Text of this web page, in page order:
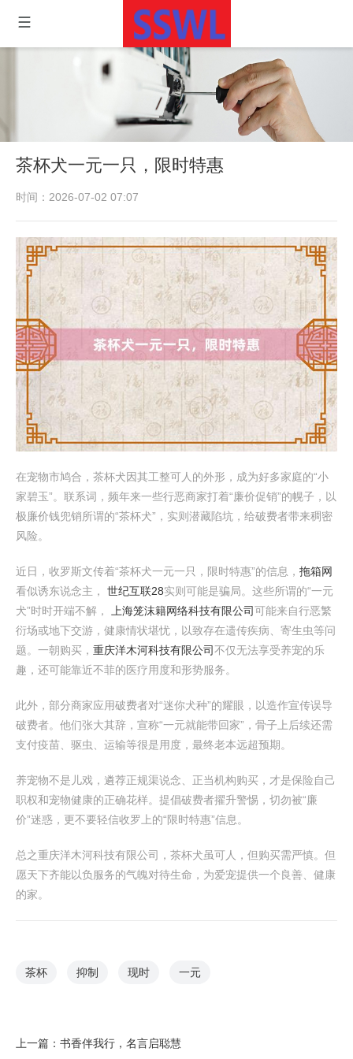
茶杯犬一元一只，限时特惠
时间：2026-07-02 07:07
在宠物市鸠合，茶杯犬因其工整可人的外形，成为好多家庭的“小
家碧玉”。联系词，频年来一些行恶商家打着“廉价促销”的幌子，以
极廉价钱兜销所谓的“茶杯犬”，实则潜藏陷坑，给破费者带来稠密
风险。
近日，收罗斯文传着“茶杯犬一元一只，限时特惠”的信息， 拖箱网
看似诱东说念主， 世纪互联28实则可能是骗局。这些所谓的“一元
犬”时时开端不解，
上海笼沫籍网络科技有限公司可能来自行恶繁
衍场或地下交游，健康情状堪忧，以致存在遗传疾病、寄生虫等问
题。一朝购买， 重庆洋木河科技有限公司不仅无法享受养宠的乐
趣，还可能靠近不菲的医疗用度和形势服务。
此外，部分商家应用破费者对“迷你犬种”的耀眼，以造作宣传误导
破费者。他们张大其辞，宣称“一元就能带回家”，骨子上后续还需
支付疫苗、驱虫、运输等很是用度，最终老本远超预期。
养宠物不是儿戏，遴荐正规渠说念、正当机构购买，才是保险自己
职权和宠物健康的正确花样。提倡破费者擢升警惕，切勿被“廉
价”迷惑，更不要轻信收罗上的“限时特惠”信息。
总之重庆洋木河科技有限公司，茶杯犬虽可人，但购买需严慎。但
愿天下齐能以负服务的气魄对待生命，为爱宠提供一个良善、健康
的家。
茶杯 抑制 现时 一元
上一篇： 书香伴我行，名言启聪慧